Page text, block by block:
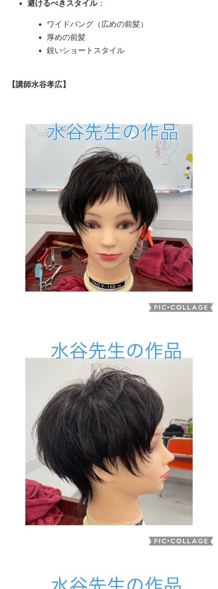
避けるべきスタイル：
ワイドバング（広めの前髪）
厚めの前髪
鋭いショートスタイル
【講師水谷孝広】